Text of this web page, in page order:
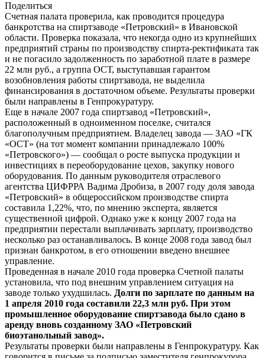
Поделиться
Счетная палата проверила, как проводится процедура
банкротства на спиртзаводе «Петровский» в Ивановской
области. Проверка показала, что некогда одно из крупнейших
предприятий страны по производству спирта-ректификата так
и не погасило задолженность по заработной плате в размере
22 млн руб., а группа ОСТ, выступавшая гарантом
возобновления работы спиртзавода, не выделила
финансирования в достаточном объеме. Результаты проверки
были направлены в Генпрокуратуру.
Еще в начале 2007 года спиртзавод «Петровский»,
расположенный в одноименном поселке, считался
благополучным предприятием. Владелец завода — ЗАО «ГК
«ОСТ» (на тот момент компании принадлежало 100%
«Петровского») — сообщал о росте выпуска продукции и
инвестициях в переоборудование цехов, закупку нового
оборудования. По данным руководителя отраслевого
агентства ЦИФРРА Вадима Дробиза, в 2007 году доля завода
«Петровский» в общероссийском производстве спирта
составила 1,22%, что, по мнению эксперта, является
существенной цифрой. Однако уже к концу 2007 года на
предприятии перестали выплачивать зарплату, производство
несколько раз останавливалось. В конце 2008 года завод был
признан банкротом, в его отношении введено внешнее
управление.
Проведенная в начале 2010 года проверка Счетной палаты
установила, что под внешним управлением ситуация на
заводе только ухудшилась. Долги по зарплате по данным на
1 апреля 2010 года составили 22,3 млн руб. При этом
промышленное оборудование спиртзавода было сдано в
аренду вновь созданному ЗАО «Петровский
биоэтанольный завод».
Результаты проверки были направлены в Генпрокуратуру. Как